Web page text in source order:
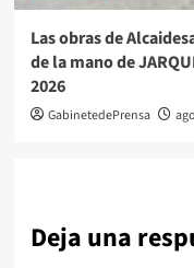
Las obras de
de la mano de
2026
GabinetedePrensa
Deja una